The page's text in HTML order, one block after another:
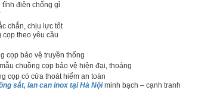
tĩnh điện chống gỉ
chắn, chịu lực tốt
cọp theo yêu cầu
cọp bảo vệ truyền thống
chuồng cọp bảo vệ hiện đại, thoáng
cọp có cửa thoát hiểm an toàn
sắt, lan can inox tại Hà Nộiminh bạch – cạnh tranh